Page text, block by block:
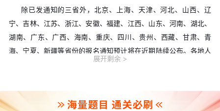
除已发通知的三省外，北京、上海、天津、河北、山西、辽
宁、吉林、江苏、浙江、安徽、福建、江西、山东、河南、湖北、
湖南、广东、广西、海南、重庆、四川、贵州、西藏、甘肃、青
海、宁夏、新疆等省份的报名通知预计将在近期陆续公布。各地人
事考试中心将结合本地实际安排发布具体报名时段。
力资源和社会保障厅官网，具体时间以当地通知为准。
三、2026年一级造价工程师统一报名入口与操作流程
展开剩余